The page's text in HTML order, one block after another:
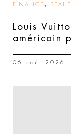
FINANCE ,
Louis
américain
06 août 2026